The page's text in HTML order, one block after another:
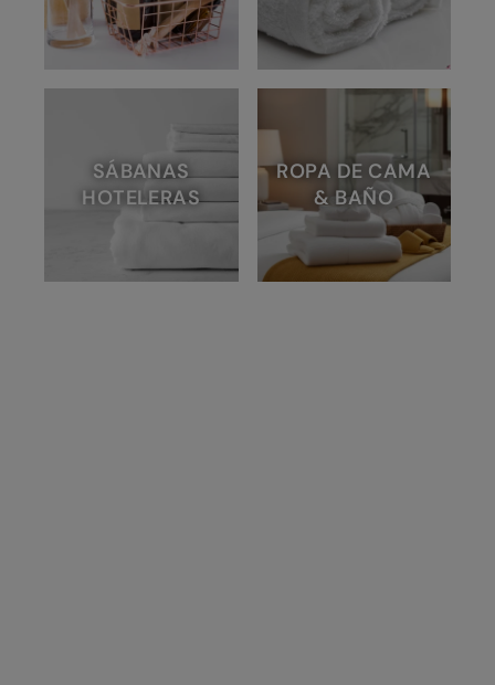
SÁBANAS
HOTELERAS
ROPA DE CAMA
& BAÑO